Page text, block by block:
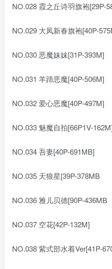
NO.028 霞之丘诗羽旗袍[29P-
NO.029 大凤新春旗袍[40P-
NO.030 恶魔妹妹[31P-393M]
NO.031 羊蹄恶魔[40P-506M]
NO.032 爱心恶魔[40P-497M]
NO.033 魅魔自拍[66P1V-162M]
NO.034 吾妻[40P-691MB]
NO.035 天狼星[39P-378MB
NO.036 雅儿贝德[90P-436MB
NO.037 空花[42P-132M]
NO.038 紫式部水着Ver[41P-